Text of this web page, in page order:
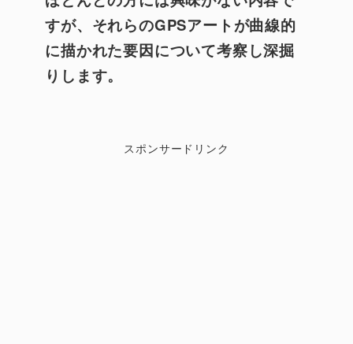
すが、それらのGPSアートが曲線的
に描かれた要因について考察し深掘
りします。
スポンサードリンク